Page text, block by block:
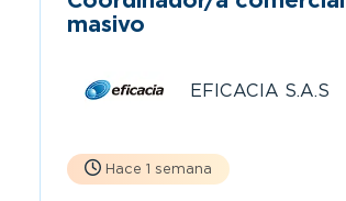
masivo
EFICACIA S.A.S
Hace 1 semana